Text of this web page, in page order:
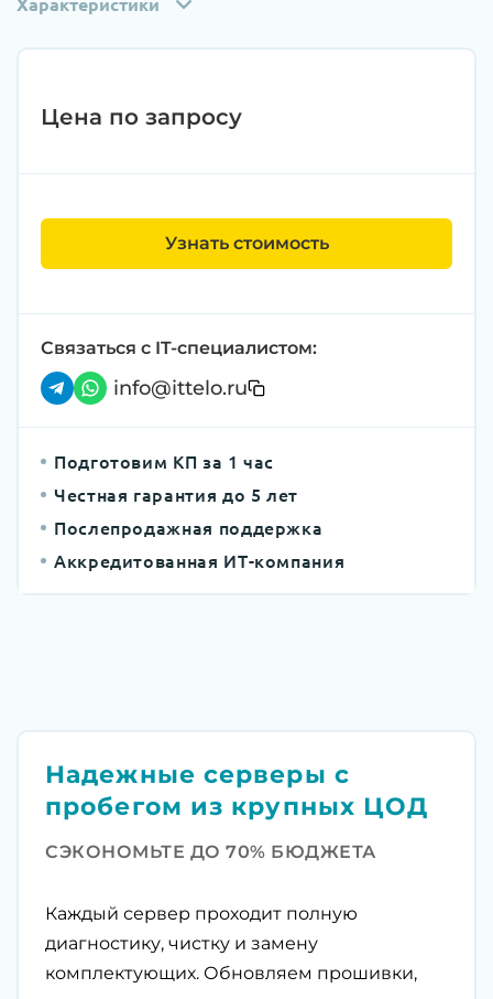
Цена по запросу
Узнать стоимость
Связаться с IT-специалистом:
info@ittelo.ru
Подготовим КП за 1 час
Честная гарантия до 5 лет
Послепродажная поддержка
Аккредитованная ИТ-компания
Надежные серверы с
пробегом из крупных ЦОД
СЭКОНОМЬТЕ ДО 70% БЮДЖЕТА
Каждый сервер проходит полную
диагностику, чистку и замену
комплектующих. Обновляем прошивки,